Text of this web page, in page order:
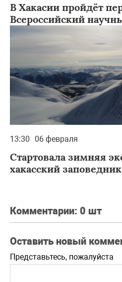
В Хакасии пройдёт
Всероссийский
13:30 06 февраля
Стартовала зимняя
хакасский заповедник
Комментарии: 0 шт
Оставить новый
Представьтесь, пожалуйста